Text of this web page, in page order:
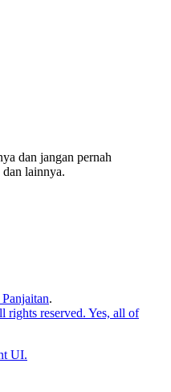
dan jangan pernah
lainnya.
.
rights reserved. Yes, all of
UI.